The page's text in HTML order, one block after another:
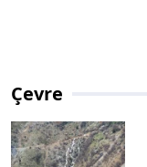
Çevre